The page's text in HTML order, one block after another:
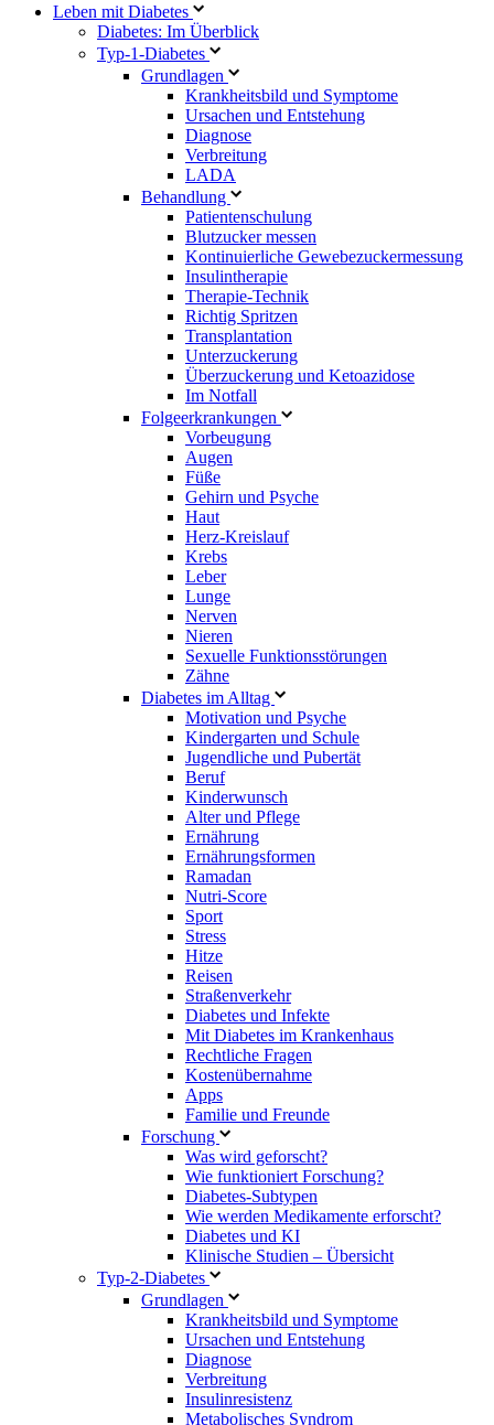
Leben mit Diabetes
Diabetes: Im Überblick
Typ-1-Diabetes
Grundlagen
Krankheitsbild und Symptome
Ursachen und Entstehung
Diagnose
Verbreitung
LADA
Behandlung
Patientenschulung
Blutzucker messen
Kontinuierliche Gewebezuckermessung
Insulintherapie
Therapie-Technik
Richtig Spritzen
Transplantation
Unterzuckerung
Überzuckerung und Ketoazidose
Im Notfall
Folgeerkrankungen
Vorbeugung
Augen
Füße
Gehirn und Psyche
Haut
Herz-Kreislauf
Krebs
Leber
Lunge
Nerven
Nieren
Sexuelle Funktionsstörungen
Zähne
Diabetes im Alltag
Motivation und Psyche
Kindergarten und Schule
Jugendliche und Pubertät
Beruf
Kinderwunsch
Alter und Pflege
Ernährung
Ernährungsformen
Ramadan
Nutri-Score
Sport
Stress
Hitze
Reisen
Straßenverkehr
Diabetes und Infekte
Mit Diabetes im Krankenhaus
Rechtliche Fragen
Kostenübernahme
Apps
Familie und Freunde
Forschung
Was wird geforscht?
Wie funktioniert Forschung?
Diabetes-Subtypen
Wie werden Medikamente erforscht?
Diabetes und KI
Klinische Studien – Übersicht
Typ-2-Diabetes
Grundlagen
Krankheitsbild und Symptome
Ursachen und Entstehung
Diagnose
Verbreitung
Insulinresistenz
Metabolisches Syndrom